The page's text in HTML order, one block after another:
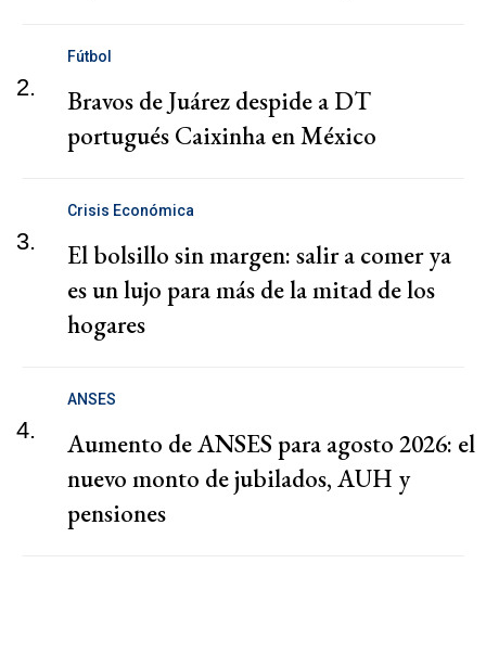
2.
Fútbol
Bravos de Juárez despide a DT
portugués Caixinha en México
3.
Crisis Económica
El bolsillo sin margen: salir a comer ya
es un lujo para más de la mitad de los
hogares
4.
ANSES
Aumento de ANSES para agosto 2026: el
nuevo monto de jubilados, AUH y
pensiones